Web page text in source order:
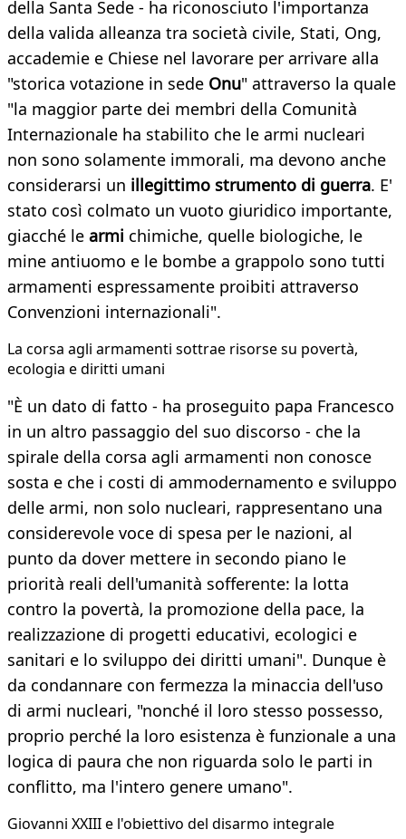
della Santa Sede - ha riconosciuto l'importanza
della valida alleanza tra società civile, Stati, Ong,
accademie e Chiese nel lavorare per arrivare alla
"storica votazione in sede Onu" attraverso la quale
"la maggior parte dei membri della Comunità
Internazionale ha stabilito che le armi nucleari
non sono solamente immorali, ma devono anche
considerarsi un illegittimo strumento di guerra. E'
stato così colmato un vuoto giuridico importante,
giacché le armi chimiche, quelle biologiche, le
mine antiuomo e le bombe a grappolo sono tutti
armamenti espressamente proibiti attraverso
Convenzioni internazionali".
La corsa agli armamenti sottrae risorse su povertà,
ecologia e diritti umani
"È un dato di fatto - ha proseguito papa Francesco
in un altro passaggio del suo discorso - che la
spirale della corsa agli armamenti non conosce
sosta e che i costi di ammodernamento e sviluppo
delle armi, non solo nucleari, rappresentano una
considerevole voce di spesa per le nazioni, al
punto da dover mettere in secondo piano le
priorità reali dell'umanità sofferente: la lotta
contro la povertà, la promozione della pace, la
realizzazione di progetti educativi, ecologici e
sanitari e lo sviluppo dei diritti umani". Dunque è
da condannare con fermezza la minaccia dell'uso
di armi nucleari, "nonché il loro stesso possesso,
proprio perché la loro esistenza è funzionale a una
logica di paura che non riguarda solo le parti in
conflitto, ma l'intero genere umano".
Giovanni XXIII e l'obiettivo del disarmo integrale